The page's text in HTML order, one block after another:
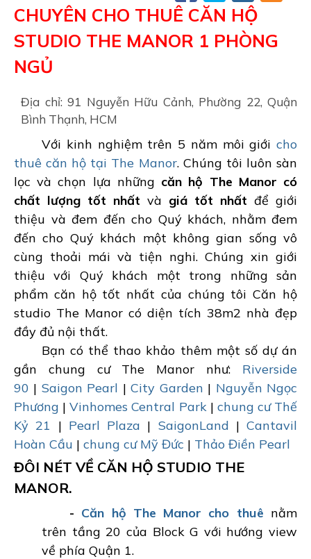
CHUYÊN CHO THUÊ CĂN HỘ
STUDIO THE MANOR 1 PHÒNG
NGỦ
Địa chỉ: 91 Nguyễn Hữu Cảnh, Phường 22, Quận
Bình Thạnh, HCM
Với kinh nghiệm trên 5 năm môi giới cho
thuê căn hộ tại The Manor. Chúng tôi luôn sàn
lọc và chọn lựa những căn hộ The Manor có
chất lượng tốt nhất và giá tốt nhất để giới
thiệu và đem đến cho Quý khách, nhằm đem
đến cho Quý khách một không gian sống vô
cùng thoải mái và tiện nghi. Chúng xin giới
thiệu với Quý khách một trong những sản
phẩm căn hộ tốt nhất của chúng tôi Căn hộ
studio The Manor có diện tích 38m2 nhà đẹp
đầy đủ nội thất.
Bạn có thể thao khảo thêm một số dự án
gần chung cư The Manor như: Riverside
90 | Saigon Pearl |City Garden | Nguyễn Ngọc
Phương |Vinhomes Central Park| chung cư Thế
Kỷ 21 | Pearl Plaza | SaigonLand | Cantavil
Hoàn Cầu | chung cư Mỹ Đức | Thảo Điền Pearl
ĐÔI NÉT VỀ CĂN HỘ STUDIO THE
MANOR.
- Căn hộ The Manor cho thuê nằm
trên tầng 20 của Block G với hướng view
về phía Quận 1.